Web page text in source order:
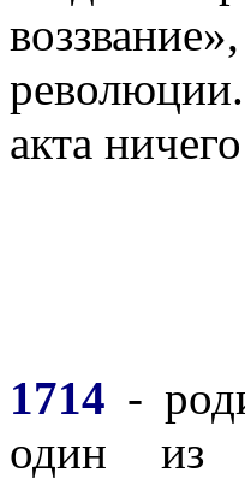
акта
1714 -
один из